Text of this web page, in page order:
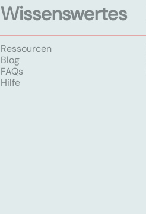
Wissenswertes
Ressourcen
Blog
FAQs
Hilfe